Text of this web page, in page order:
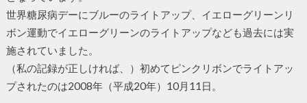
世界糖尿病デーにブルーのライトアップ、イエローグリーンリ
ボン運動でイエローグリーンのライトアップなども過去には実
施されていました。
（私の記録が正しければ、）初めてピンクリボンでライトアッ
プされたのは2008年（平成20年）10月11日。